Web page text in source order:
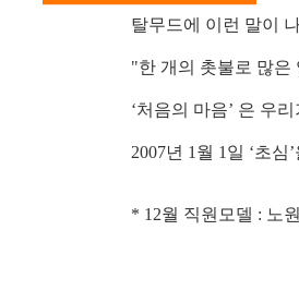
탈무드에 이런 말이
"한 개의 촛불로 많은
‘처음의 마음’ 은 우
2007년 1월 1일 ‘초
* 12월 직원모델 : 노